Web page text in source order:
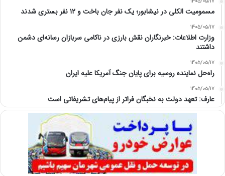
مسمومیت الکلی در نیشابور؛ یک نفر جان باخت و ۱۲ نفر بستری شدند
1405/05/17
وزارت اطلاعات: خبرنگاران نقش بارزی در ناکامی سربازان رسانه‌ای دشمن
داشتند
1405/05/17
راه‌حل نماینده روسیه برای پایان جنگ آمریکا علیه ایران
1405/05/17
عارف: تعهد دولت به نخبگان فراتر از پیام‎‌های تشریفاتی است